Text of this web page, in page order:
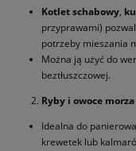
Kotlet schabowy,
przyprawami)
potrzeby mieszania
Można ją użyć do
beztłuszczowej.
Ryby i owoce morza
Idealna do
krewetek lub